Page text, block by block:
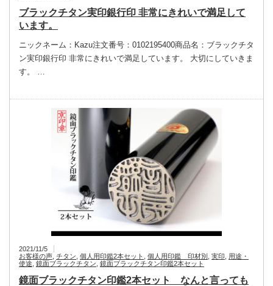
ブラックチタン実印銀行印 非常にきれいで満足して
います。
ニックネーム：Kazu注文番号：0102195400商品名：ブラックチタ
ン実印銀行印 非常にきれいで満足しています。 大切にしていきま
す。 …
2021/11/5
お客様の声 チタン 個人用印鑑2本セット 個人用印鑑 印材別 実印
用途・
使途 鏡面ブラックチタン 鏡面ブラックチタン印鑑2本セット
鏡面ブラックチタン印鑑2本セット なんと言っても